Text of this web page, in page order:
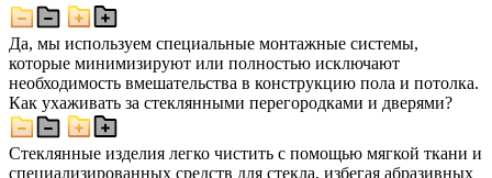
Да, мы используем специальные монтажные системы,
которые минимизируют или полностью исключают
необходимость вмешательства в конструкцию пола и потолка.
Как ухаживать за стеклянными перегородками и дверями?
Стеклянные изделия легко чистить с помощью мягкой ткани и
специализированных средств для стекла, избегая абразивных